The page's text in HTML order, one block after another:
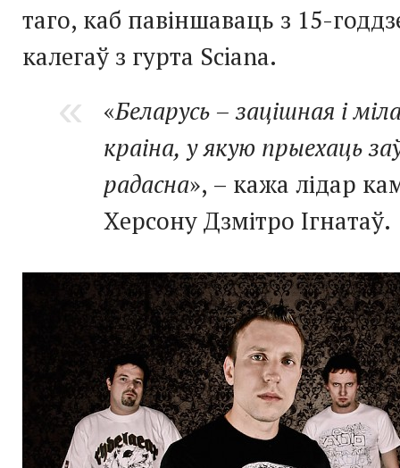
таго, каб павіншаваць з 15-
калегаў з гурта Sciana.
«Беларусь – зацішная і
краіна, у якую прыехаць
радасна», – кажа лідар
Херсону Дзмітро Ігнатаў.